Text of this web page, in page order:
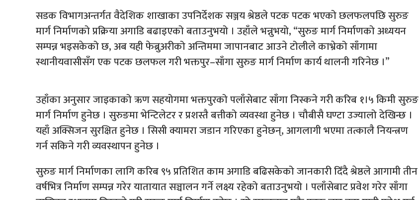
सडक विभागअन्तर्गत वैदेशिक शाखाका उपनिर्देशक सञ्जय श्रेष्ठले पटक पटक भएको छलफलपछि सुरुङ
मार्ग निर्माणको प्रक्रिया अगाडि बढाइएको बताउनुभयो । उहाँले भन्नुभयो, “सुरुङ मार्ग निर्माणको अध्ययन
सम्पन्न भइसकेको छ, अब यही फेब्रुअरीको अन्तिममा जापानबाट आउने टोलीले काभ्रेको साँगामा
स्थानीयवासीसँग एक पटक छलफल गरी भक्तपुर–साँगा सुरुङ मार्ग निर्माण कार्य थालनी गरिनेछ ।”
उहाँका अनुसार जाइकाको ऋण सहयोगमा भक्तपुरको पलाँसेबाट साँगा निस्कने गरी करिब १।५ किमी सुरुङ
मार्ग निर्माण हुनेछ । सुरुङमा भेन्टिलेटर र प्रशस्तै बत्तीको व्यवस्था हुनेछ । चौबीसै घण्टा उज्यालो देखिन्छ ।
यहाँ अक्सिजन सुरक्षित हुनेछ । सिसी क्यामरा जडान गरिएका हुनेछन्, आगलागी भएमा तत्कालै नियन्त्रण
गर्न सकिने गरी व्यवस्थापन हुनेछ ।
सुरुङ मार्ग निर्माणका लागि करिब ९५ प्रतिशित काम अगाडि बढिसकेको जानकारी दिँदै श्रेष्ठले आगामी तीन
वर्षभित्र निर्माण सम्पन्न गरेर यातायात सञ्चालन गर्ने लक्ष्य रहेको बताउनुभयो । पलाँसेबाट प्रवेश गरेर साँगा